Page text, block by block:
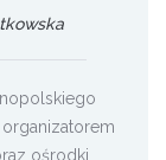
organizatorem
ośrodki